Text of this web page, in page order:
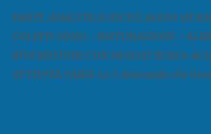
PARTE ANALITICA RICICLAGGIO
COLPITI SONO: • RISTORAZIONE •
RIVENDITORI CON NEGOZI SENZA
ATTIVITÀ VARIE Le 5 domande che